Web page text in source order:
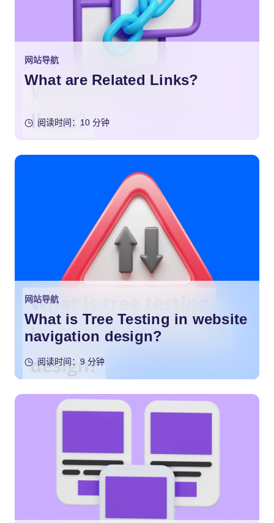
网站导航
What are Related Links?
阅读时间：10 分钟
网站导航
What is Tree Testing in website
navigation design?
阅读时间：9 分钟